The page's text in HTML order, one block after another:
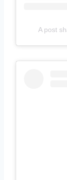
A post